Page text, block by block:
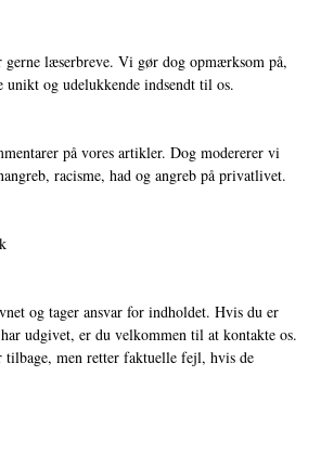
læserbreve. Vi gør dog opmærksom på,
og udelukkende indsendt til os.
på vores artikler. Dog modererer vi
racisme, had og angreb på privatlivet.
og tager ansvar for indholdet. Hvis du er
udgivet, er du velkommen til at kontakte os.
men retter faktuelle fejl, hvis de